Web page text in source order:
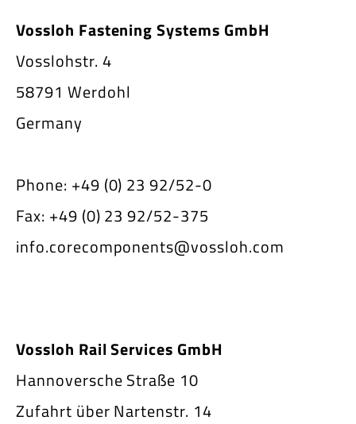
Vossloh Fastening Systems GmbH
Vosslohstr. 4
58791 Werdohl
Germany
Phone: +49 (0) 23 92/52-0
Fax: +49 (0) 23 92/52-375
info.corecomponents@vossloh.com
Vossloh Rail Services GmbH
Hannoversche Straße 10
Zufahrt über Nartenstr. 14